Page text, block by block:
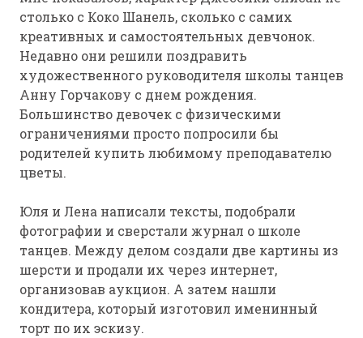
столько с Коко Шанель, сколько с самих
креативных и самостоятельных девчонок.
Недавно они решили поздравить
художественного руководителя школы танцев
Анну Горчакову с днем рождения.
Большинство девочек с физическими
ограничениями просто попросили бы
родителей купить любимому преподавателю
цветы.
Юля и Лена написали тексты, подобрали
фотографии и сверстали журнал о школе
танцев. Между делом создали две картины из
шерсти и продали их через интернет,
организовав аукцион. А затем нашли
кондитера, который изготовил именинный
торт по их эскизу.